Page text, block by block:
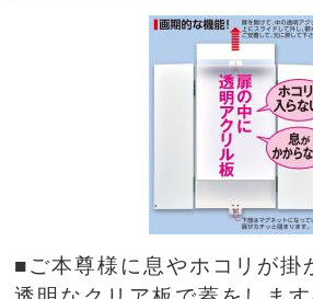
■ご本尊様に息やホコリが掛